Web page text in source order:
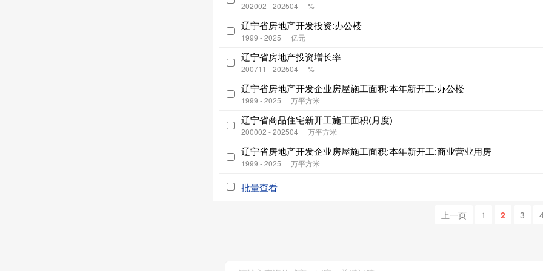
202002 - 202504 %
辽宁省房地产开发投资:办公楼
1999 - 2025 亿元
辽宁省房地产投资增长率
200711 - 202504 %
辽宁省房地产开发企业房屋施工面积:本年新开工:办公楼
1999 - 2025 万平方米
辽宁省商品住宅新开工施工面积(月度)
200002 - 202504 万平方米
辽宁省房地产开发企业房屋施工面积:本年新开工:商业营业用房
1999 - 2025 万平方米
批量查看
上一页 1 2 3